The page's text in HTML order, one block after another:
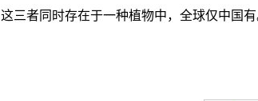
这三者同时存在于一种植物中，全球仅中国